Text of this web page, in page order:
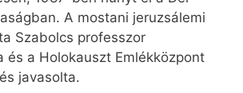
A mostani jeruzsálemi
Szabolcs professzor
és a Holokauszt Emlékközpont
javasolta.